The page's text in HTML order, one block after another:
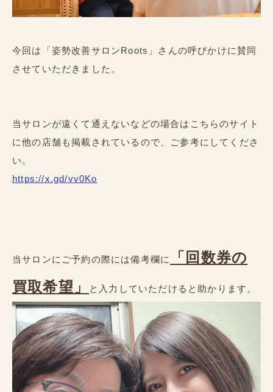
今回は「姿勢改善サロンRoots」さんの呼びかけに賛同
させていただきました。
当サロンが遠くて通えないなどの場合はこちらのサイト
に他の店舗も掲載されているので、ご参考にしてくださ
い。
https://x.gd/vv0Ko
当サロンにご予約の際には備考欄に
「回数券の
買取希望」
と入力していただけると助かります。